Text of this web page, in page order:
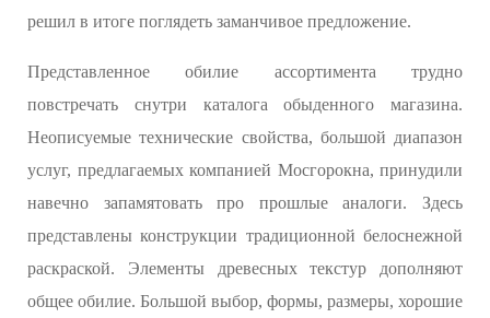
решил в итоге поглядеть заманчивое предложение.
Представленное обилие ассортимента трудно
повстречать снутри каталога обыденного магазина.
Неописуемые технические свойства, большой диапазон
услуг, предлагаемых компанией Мосгорокна, принудили
навечно запамятовать про прошлые аналоги. Здесь
представлены конструкции традиционной белоснежной
раскраской. Элементы древесных текстур дополняют
общее обилие. Большой выбор, формы, размеры, хорошие